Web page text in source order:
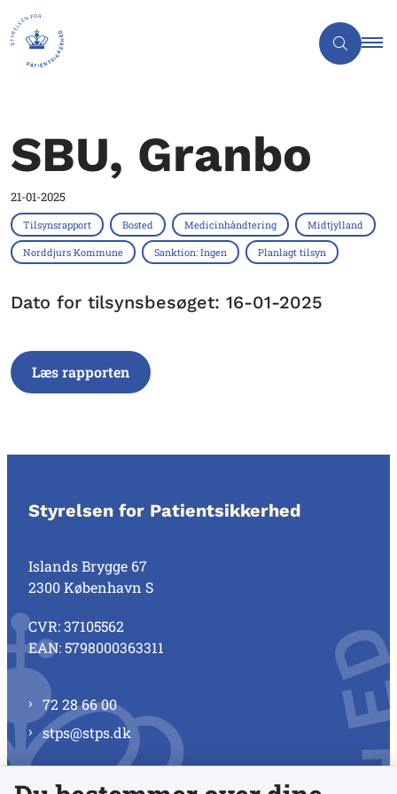
SBU, Granbo
21-01-2025
Tilsynsrapport Bosted Medicinhåndtering Midtjylland
Norddjurs Kommune Sanktion: Ingen Planlagt tilsyn
Dato for tilsynsbesøget: 16-01-2025
Læs rapporten
Styrelsen for Patientsikkerhed
Islands Brygge 67
2300 København S
CVR: 37105562
EAN: 5798000363311
72 28 66 00
stps@stps.dk